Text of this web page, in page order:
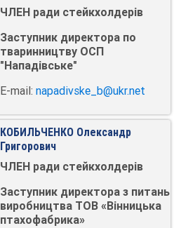
ЧЛЕН ради стейкхолдерів
Заступник директора по
тваринництву ОСП
"Нападівське"
E-mail: napadivske_b@ukr.net
КОБИЛЬЧЕНКО Олександр
Григорович
ЧЛЕН ради стейкхолдерів
Заступник директора з питань
виробництва ТОВ «Вінницька
птахофабрика»